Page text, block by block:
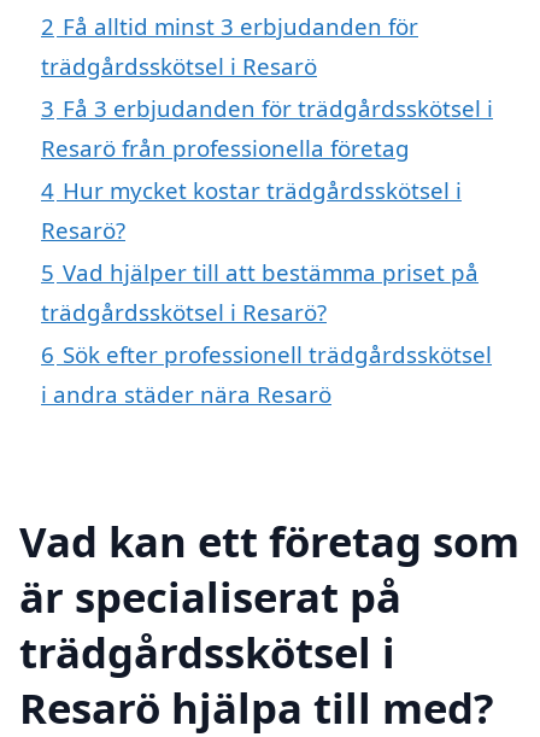
2 Få alltid minst 3 erbjudanden för
trädgårdsskötsel i Resarö
3 Få 3 erbjudanden för trädgårdsskötsel i
Resarö från professionella företag
4 Hur mycket kostar trädgårdsskötsel i
Resarö?
5 Vad hjälper till att bestämma priset på
trädgårdsskötsel i Resarö?
6 Sök efter professionell trädgårdsskötsel
i andra städer nära Resarö
Vad kan ett företag som
är specialiserat på
trädgårdsskötsel i
Resarö hjälpa till med?